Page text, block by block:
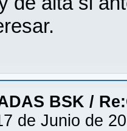
BSK /
de Junio de